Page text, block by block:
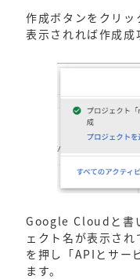
作成ボタンをクリ
表示されれば作成成
Google Cloudと書
ェクト名が表示さ
を押し「APIとサー
ます。